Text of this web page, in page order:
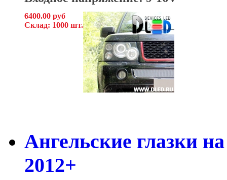
6400.00 руб
Склад: 1000 шт.
Ангельские глазки
2012+